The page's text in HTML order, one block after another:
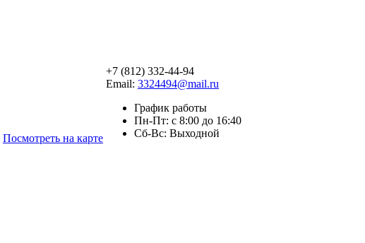
Посмотреть на карте
+7 (812) 332-44-94
Email: 3324494@mail.ru
График работы
Пн-Пт: с 8:00 до 16:40
Сб-Вс: Выходной